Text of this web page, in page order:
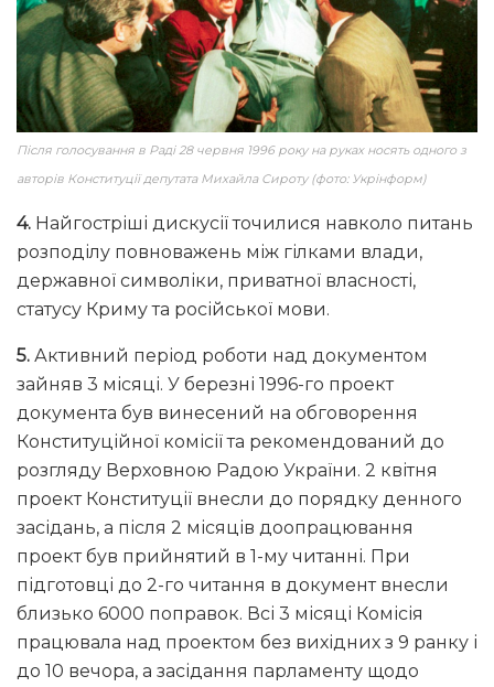
Після голосування в Раді 28 червня 1996 року на руках носять одного з
авторів Конституції депутата Михайла Сироту (фото: Укрінформ)
4. Найгостріші дискусії точилися навколо питань
розподілу повноважень між гілками влади,
державної символіки, приватної власності,
статусу Криму та російської мови.
5. Активний період роботи над документом
зайняв 3 місяці. У березні 1996-го проект
документа був винесений на обговорення
Конституційної комісії та рекомендований до
розгляду Верховною Радою України. 2 квітня
проект Конституції внесли до порядку денного
засідань, а після 2 місяців доопрацювання
проект був прийнятий в 1-му читанні. При
підготовці до 2-го читання в документ внесли
близько 6000 поправок. Всі 3 місяці Комісія
працювала над проектом без вихідних з 9 ранку і
до 10 вечора, а засідання парламенту щодо